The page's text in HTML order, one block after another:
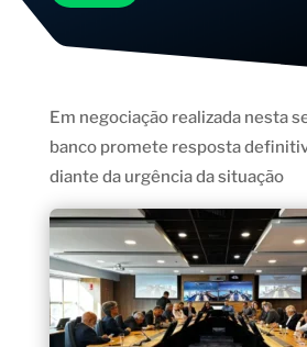
Em negociação realizada nesta
banco promete resposta
diante da urgência da situação